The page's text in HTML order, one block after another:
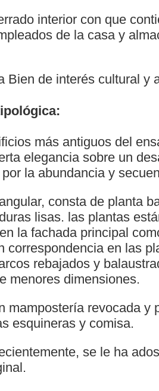
interior con que
de la casa y
Bien de interés cultural y
más antiguos del
elegancia sobre un
la abundancia y
consta de planta
lisas. las plantas
la fachada principal
correspondencia en las
rebajados y
menores dimensiones.
mampostería revocada y
esquineras y comisa.
se le ha